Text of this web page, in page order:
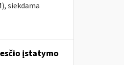
siekdama
įstatymo